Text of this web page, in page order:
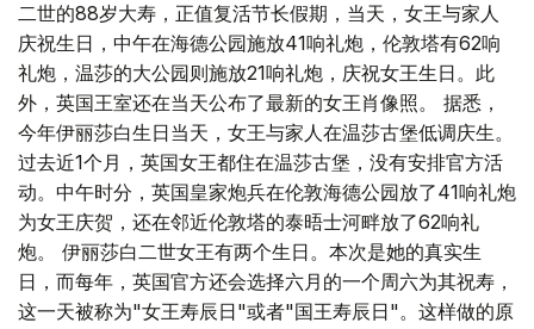
二世的88岁大寿，正值复活节长假期，当天，女王与家人
庆祝生日，中午在海德公园施放41响礼炮，伦敦塔有62响
礼炮，温莎的大公园则施放21响礼炮，庆祝女王生日。此
外，英国王室还在当天公布了最新的女王肖像照。 据悉，
今年伊丽莎白生日当天，女王与家人在温莎古堡低调庆生。
过去近1个月，英国女王都住在温莎古堡，没有安排官方活
动。中午时分，英国皇家炮兵在伦敦海德公园放了41响礼炮
为女王庆贺，还在邻近伦敦塔的泰晤士河畔放了62响礼
炮。 伊丽莎白二世女王有两个生日。本次是她的真实生
日，而每年，英国官方还会选择六月的一个周六为其祝寿，
这一天被称为"女王寿辰日"或者"国王寿辰日"。这样做的原